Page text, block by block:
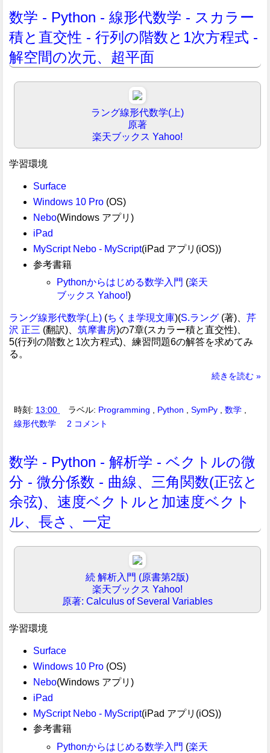
数学 - Python - 線形代数学 - スカラー
積と直交性 - 行列の階数と1次方程式 -
解空間の次元、超平面
ラング線形代数学(上)
原著
楽天ブックス Yahoo!
学習環境
Surface
Windows 10 Pro(OS)
Nebo(Windows アプリ)
iPad
MyScript Nebo - MyScript(iPad アプリ(iOS))
参考書籍
Pythonからはじめる数学入門 (楽天
ブックス Yahoo!)
ラング線形代数学(上) (ちくま学現文庫)(S.ラング (著)、 芹
沢 正三 (翻訳)、 筑摩書房)の7章(スカラー積と直交性)、
5(行列の階数と1次方程式)、練習問題6の解答を求めてみ
る。
続きを読む »
時刻: 13:00 ラベル: Programming Python ,SymPy ,数学
線形代数学
2 コメント
数学 - Python - 解析学 - ベクトルの微
分 - 微分係数 - 曲線、三角関数(正弦と
余弦)、速度ベクトルと加速度ベクト
ル、長さ、一定
続 解析入門 (原書第2版)
楽天ブックス Yahoo!
原著: Calculus of Several Variables
学習環境
Surface
Windows 10 Pro(OS)
Nebo(Windows アプリ)
iPad
MyScript Nebo - MyScript(iPad アプリ(iOS))
参考書籍
Pythonからはじめる数学入門 (楽天